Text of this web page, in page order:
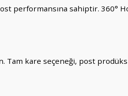
performansına sahiptir. 360°
Tam kare seçeneği, post